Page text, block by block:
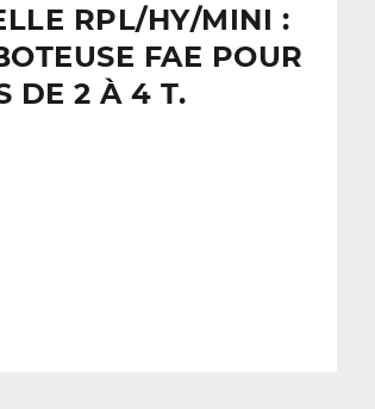
RPL/HY/MINI :
FAE POUR
DE 2 À 4 T.